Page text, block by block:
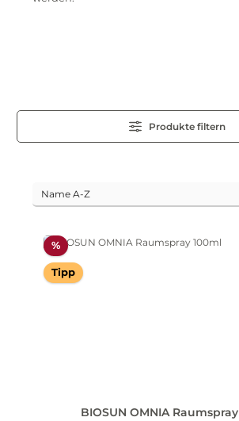
Produkte filtern
%Rabatt
Tipp
BIOSUN OMNIA